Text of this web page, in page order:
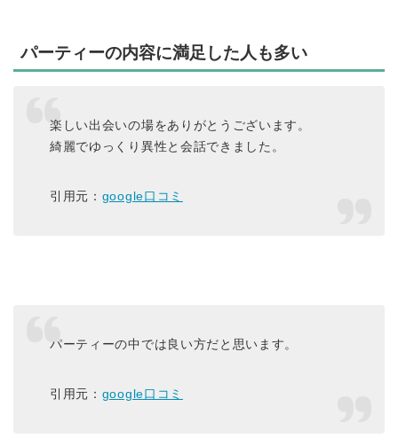
パーティーの内容に満足した人も多い
楽しい出会いの場をありがとうございます。
綺麗でゆっくり異性と会話できました。
引用元： google口コミ
パーティーの中では良い方だと思います。
引用元： google口コミ